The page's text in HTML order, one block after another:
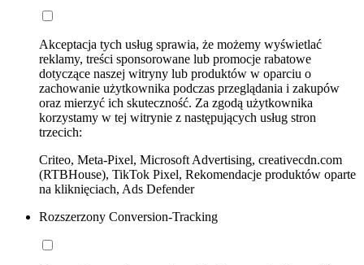
Akceptacja tych usług sprawia, że możemy wyświetlać
reklamy, treści sponsorowane lub promocje rabatowe
dotyczące naszej witryny lub produktów w oparciu o
zachowanie użytkownika podczas przeglądania i zakupów
oraz mierzyć ich skuteczność. Za zgodą użytkownika
korzystamy w tej witrynie z następujących usług stron
trzecich:
Criteo, Meta-Pixel, Microsoft Advertising, creativecdn.com
(RTBHouse), TikTok Pixel, Rekomendacje produktów oparte
na kliknięciach, Ads Defender
Rozszerzony Conversion-Tracking